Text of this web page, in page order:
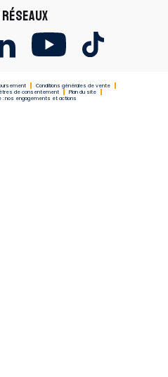
Conditions générales de vente
de consentement
Plan du site
: nos engagements et actions